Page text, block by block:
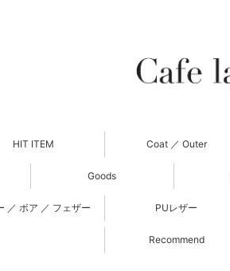
HIT ITEM Coat ／ Outer
Goods
／ ボア ／ フェザー PUレザー
Recommend